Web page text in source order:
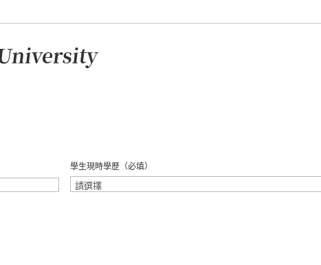
University
學生現時學歷（必填）